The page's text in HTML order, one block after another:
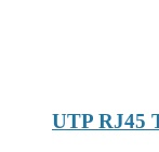
UTP RJ45